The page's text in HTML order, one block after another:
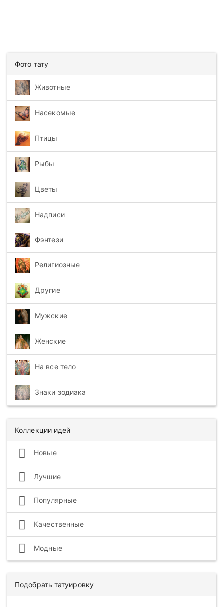
Фото тату
Животные
Насекомые
Птицы
Рыбы
Цветы
Надписи
Фэнтези
Религиозные
Другие
Мужские
Женские
На все тело
Знаки зодиака
Коллекции идей
Новые
Лучшие
Популярные
Качественные
Модные
Подобрать татуировку